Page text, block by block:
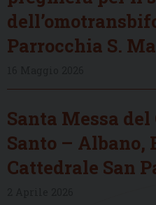
Parrocchia S.
Santa Messa
Santo – Albano,
Cattedrale San